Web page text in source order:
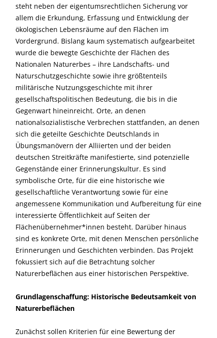
steht neben der eigentumsrechtlichen Sicherung vor
allem die Erkundung, Erfassung und Entwicklung der
ökologischen Lebensräume auf den Flächen im
Vordergrund. Bislang kaum systematisch aufgearbeitet
wurde die bewegte Geschichte der Flächen des
Nationalen Naturerbes – ihre Landschafts- und
Naturschutzgeschichte sowie ihre größtenteils
militärische Nutzungsgeschichte mit ihrer
gesellschaftspolitischen Bedeutung, die bis in die
Gegenwart hineinreicht. Orte, an denen
nationalsozialistische Verbrechen stattfanden, an denen
sich die geteilte Geschichte Deutschlands in
Übungsmanövern der Alliierten und der beiden
deutschen Streitkräfte manifestierte, sind potenzielle
Gegenstände einer Erinnerungskultur. Es sind
symbolische Orte, für die eine historische wie
gesellschaftliche Verantwortung sowie für eine
angemessene Kommunikation und Aufbereitung für eine
interessierte Öffentlichkeit auf Seiten der
Flächenübernehmer*innen besteht. Darüber hinaus
sind es konkrete Orte, mit denen Menschen persönliche
Erinnerungen und Geschichten verbinden. Das Projekt
fokussiert sich auf die Betrachtung solcher
Naturerbeflächen aus einer historischen Perspektive.
Grundlagenschaffung: Historische Bedeutsamkeit von
Naturerbeflächen
Zunächst sollen Kriterien für eine Bewertung der